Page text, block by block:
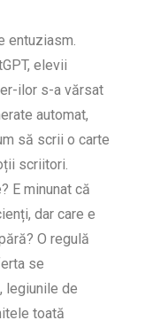
entuziasm.
elevii
ilor s-a vărsat
automat,
să scrii o carte
scriitori.
E minunat că
dar care e
O regulă
se
legiunile de
toată